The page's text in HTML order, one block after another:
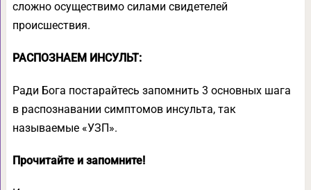
сложно осуществимо силами свидетелей
происшествия.
РАСПОЗНАЕМ ИНСУЛЬТ:
Ради Бога постарайтесь запомнить 3 основных шага
в распознавании симптомов инсульта, так
называемые «УЗП».
Прочитайте и запомните!